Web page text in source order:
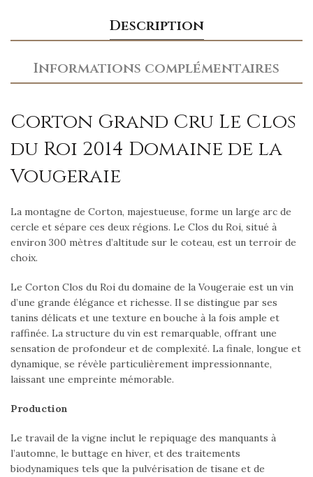
Description
Informations complémentaires
Corton Grand Cru Le Clos
du Roi 2014 Domaine de la
Vougeraie
La montagne de Corton, majestueuse, forme un large arc de
cercle et sépare ces deux régions. Le Clos du Roi, situé à
environ 300 mètres d’altitude sur le coteau, est un terroir de
choix.
Le Corton Clos du Roi du domaine de la Vougeraie est un vin
d’une grande élégance et richesse. Il se distingue par ses
tanins délicats et une texture en bouche à la fois ample et
raffinée. La structure du vin est remarquable, offrant une
sensation de profondeur et de complexité. La finale, longue et
dynamique, se révèle particulièrement impressionnante,
laissant une empreinte mémorable.
Production
Le travail de la vigne inclut le repiquage des manquants à
l’automne, le buttage en hiver, et des traitements
biodynamiques tels que la pulvérisation de tisane et de